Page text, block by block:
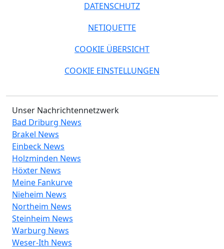
DATENSCHUTZ
NETIQUETTE
COOKIE ÜBERSICHT
COOKIE EINSTELLUNGEN
Unser Nachrichtennetzwerk
Bad Driburg News
Brakel News
Einbeck News
Holzminden News
Höxter News
Meine Fankurve
Nieheim News
Northeim News
Steinheim News
Warburg News
Weser-Ith News